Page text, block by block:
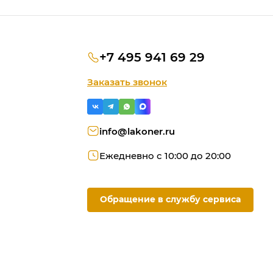
+7 495 941 69 29
Заказать звонок
info@lakoner.ru
Ежедневно с 10:00 до 20:00
Обращение в службу сервиса